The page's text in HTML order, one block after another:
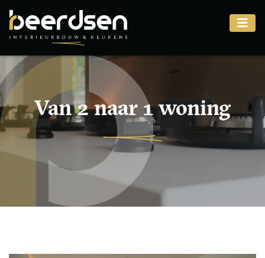
Van 2 naar 1 woning